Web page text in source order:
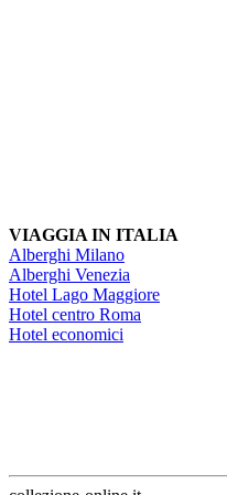
VIAGGIA IN ITALIA
Alberghi Milano
Alberghi Venezia
Hotel Lago Maggiore
Hotel centro Roma
Hotel economici